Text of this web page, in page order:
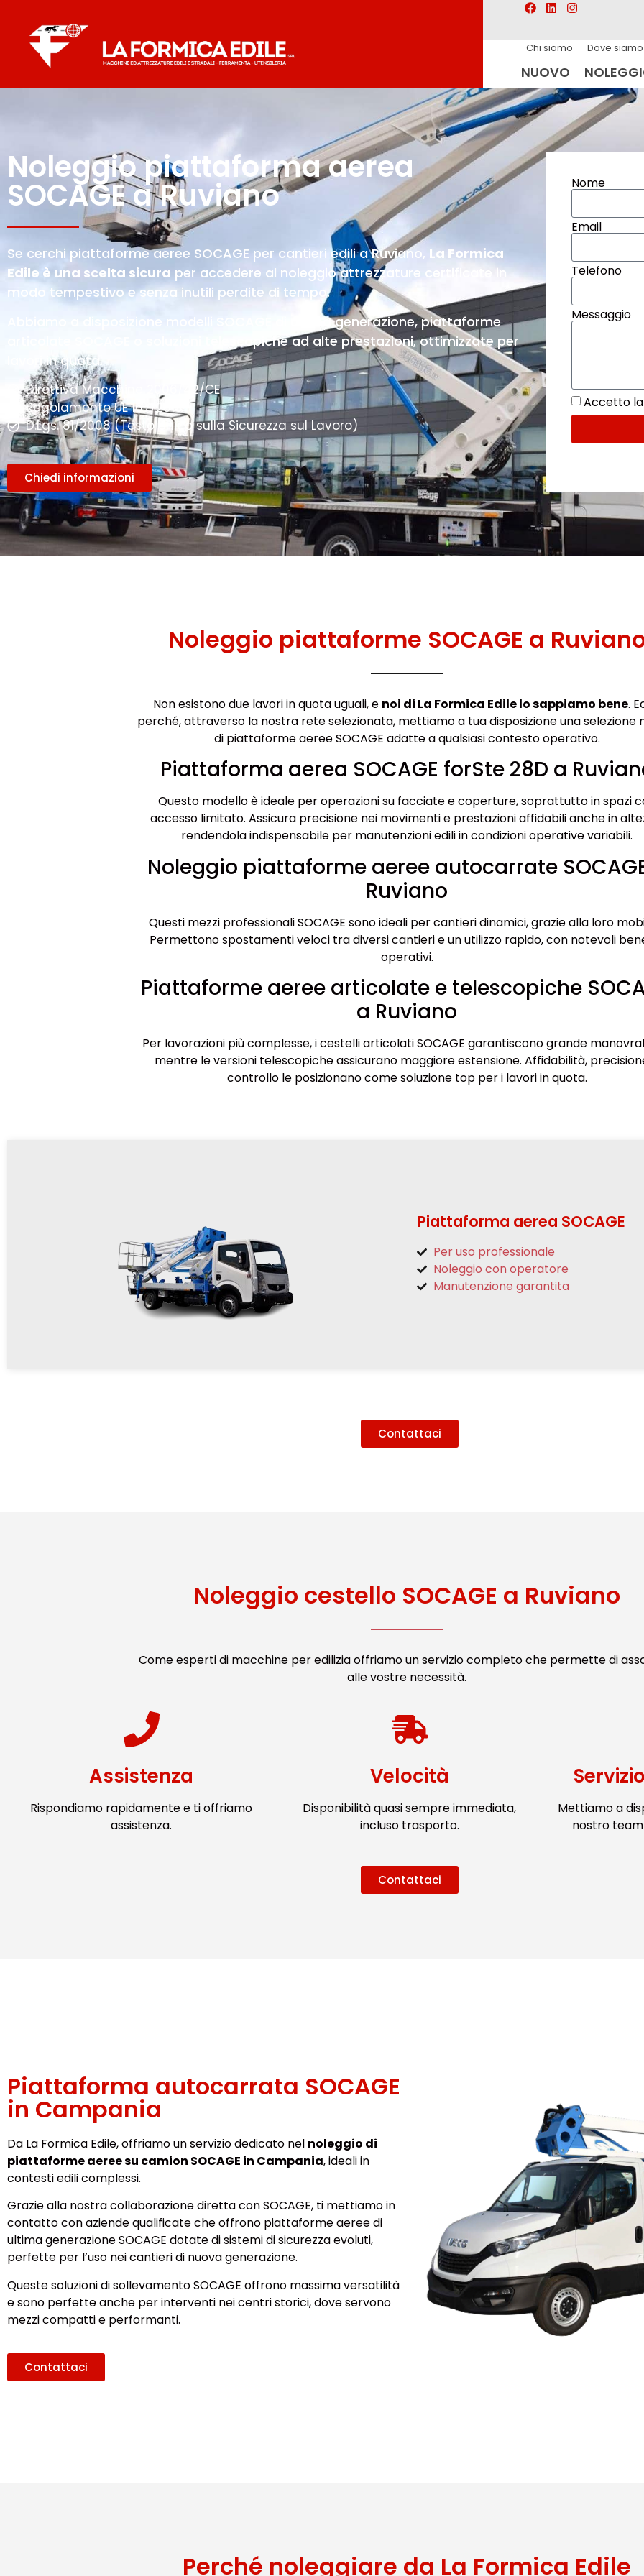
Chi siamo Dove siamo
NUOVO
Noleggio piattaforma aerea
SOCAGE a Ruviano
Se cerchi piattaforme aeree SOCAGE per cantieri edili a Ruviano, La Formica
Edile è una scelta sicura per accedere al noleggio attrezzature certificate in
modo tempestivo e senza inutili perdite di tempo.
Abbiamo a disposizione modelli SOCAGE di ultima generazione, piattaforme
articolate SOCAGE o soluzioni telescopiche ad alte prestazioni, ottimizzate per
lavori in quota.
Direttiva Macchine 2006/42/CE
Regolamento UE 167/2013
D.Lgs. 81/2008 (Testo Unico sulla Sicurezza sul Lavoro)
Chiedi informazioni
Nome
Email
Telefono
Messaggio
Accetto
Noleggio piattaforme SOCAGE a
Non esistono due lavori in quota uguali, e noi di La Formica Edile lo sappiamo bene.
perché, attraverso la nostra rete selezionata, mettiamo a tua disposizione una selezione
di piattaforme aeree SOCAGE adatte a qualsiasi contesto operativo.
Piattaforma aerea SOCAGE forSte 28D a
Questo modello è ideale per operazioni su facciate e coperture, soprattutto in spazi
accesso limitato. Assicura precisione nei movimenti e prestazioni affidabili anche in
rendendola indispensabile per manutenzioni edili in condizioni operative variabili.
Noleggio piattaforme aeree autocarrate
Ruviano
Questi mezzi professionali SOCAGE sono ideali per cantieri dinamici, grazie alla loro
Permettono spostamenti veloci tra diversi cantieri e un utilizzo rapido, con notevoli
operativi.
Piattaforme aeree articolate e telescopiche
a Ruviano
Per lavorazioni più complesse, i cestelli articolati SOCAGE garantiscono grande
mentre le versioni telescopiche assicurano maggiore estensione. Affidabilità,
controllo le posizionano come soluzione top per i lavori in quota.
Piattaforma aerea SOCAGE
Per uso professionale
Noleggio con operatore
Manutenzione garantita
Contattaci
Noleggio cestello SOCAGE a Ruviano
Come esperti di macchine per edilizia offriamo un servizio completo che permette di
alle vostre necessità.
Assistenza
Rispondiamo rapidamente e ti offriamo
assistenza.
Velocità
Disponibilità quasi sempre immediata,
incluso trasporto.
Mettiamo a
nostro
Contattaci
Piattaforma autocarrata SOCAGE
in Campania
Da La Formica Edile, offriamo un servizio dedicato nel noleggio di
piattaforme aeree su camion SOCAGE in Campania, ideali in
contesti edili complessi.
Grazie alla nostra collaborazione diretta con SOCAGE, ti mettiamo in
contatto con aziende qualificate che offrono piattaforme aeree di
ultima generazione SOCAGE dotate di sistemi di sicurezza evoluti,
perfette per l’uso nei cantieri di nuova generazione.
Queste soluzioni di sollevamento SOCAGE offrono massima versatilità
e sono perfette anche per interventi nei centri storici, dove servono
mezzi compatti e performanti.
Contattaci
Perché noleggiare da La Formica Edile